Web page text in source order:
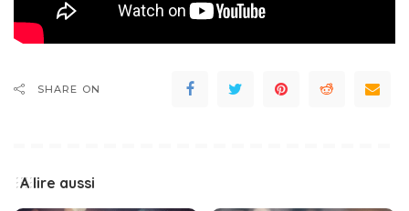
SHARE ON
A lire aussi